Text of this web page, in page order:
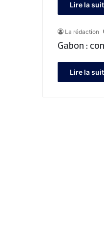
Lire la
La rédaction
Lire la